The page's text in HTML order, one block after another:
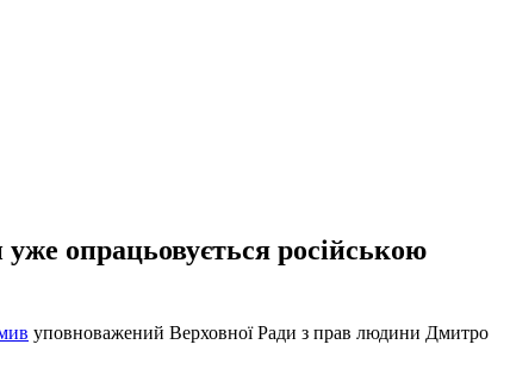
уже опрацьовується російською
уповноважений Верховної Ради з прав людини Дмитро